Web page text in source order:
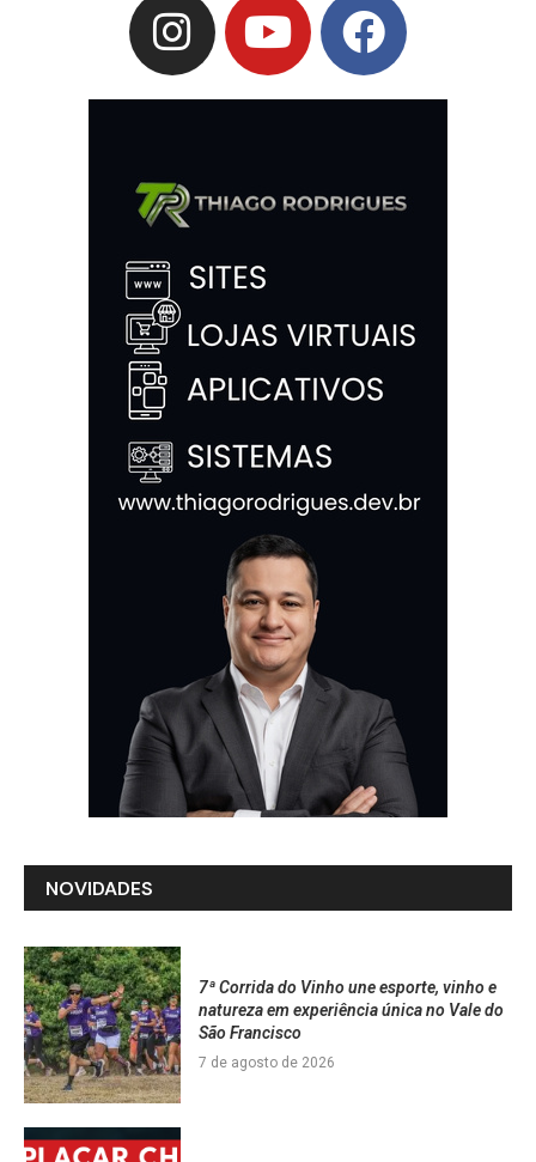
NOVIDADES
7ª Corrida do Vinho une esporte, vinho e
natureza em experiência única no Vale do
São Francisco
7 de agosto de 2026